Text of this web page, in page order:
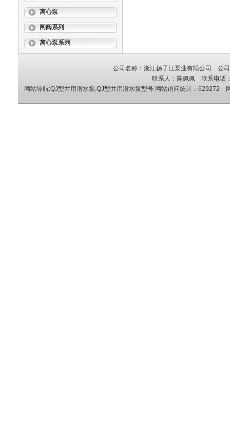
离心泵
闸阀系列
离心泵系列
公司名称：浙江扬子江泵业有限公司 公
联系人：陈佩佩 联系电话
网站导航:QJ型井用潜水泵,QJ型井用潜水泵型号 网站访问统计：629272